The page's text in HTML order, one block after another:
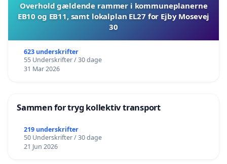
Overhold gældende rammer i kommuneplanerne
EB10 og EB11, samt lokalplan EL27 for Ejby Mosevej
30
623 underskrifter
55 Underskrifter / 30 dage
31 Mar 2026
Sammen for tryg kollektiv transport
219 underskrifter
50 Underskrifter / 30 dage
21 Jun 2026